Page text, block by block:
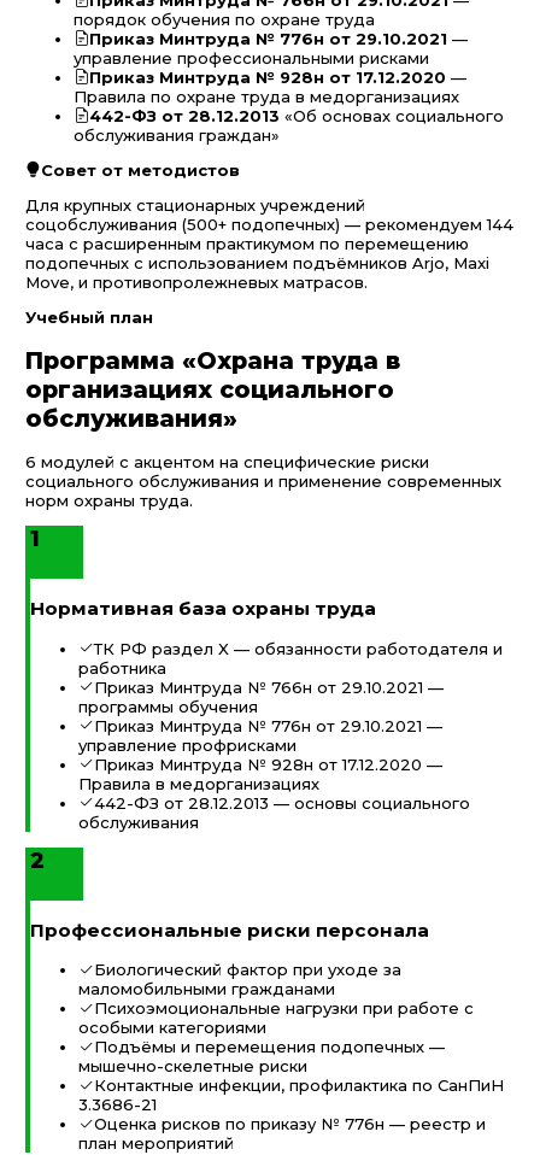
порядок обучения по охране труда
Приказ Минтруда № 776н от 29.10.2021 —
управление профессиональными рисками
Приказ Минтруда № 928н от 17.12.2020 —
Правила по охране труда в медорганизациях
442-ФЗ от 28.12.2013 «Об основах социального
обслуживания граждан»
Совет от методистов
Для крупных стационарных учреждений
соцобслуживания (500+ подопечных) — рекомендуем 144
часа с расширенным практикумом по перемещению
подопечных с использованием подъёмников Arjo, Maxi
Move, и противопролежневых матрасов.
Учебный план
Программа «Охрана труда в
организациях социального
обслуживания»
6 модулей с акцентом на специфические риски
социального обслуживания и применение современных
норм охраны труда.
1
Нормативная база охраны труда
ТК РФ раздел X — обязанности работодателя и
работника
Приказ Минтруда № 766н от 29.10.2021 —
программы обучения
Приказ Минтруда № 776н от 29.10.2021 —
управление профрисками
Приказ Минтруда № 928н от 17.12.2020 —
Правила в медорганизациях
442-ФЗ от 28.12.2013 — основы социального
обслуживания
2
Профессиональные риски персонала
Биологический фактор при уходе за
маломобильными гражданами
Психоэмоциональные нагрузки при работе с
особыми категориями
Подъёмы и перемещения подопечных —
мышечно-скелетные риски
Контактные инфекции, профилактика по СанПиН
3.3686-21
Оценка рисков по приказу № 776н — реестр и
план мероприятий